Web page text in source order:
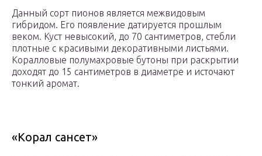
Данный сорт пионов является межвидовым
гибридом. Его появление датируется прошлым
веком. Куст невысокий, до 70 сантиметров, стебли
плотные с красивыми декоративными листьями.
Коралловые полумахровые бутоны при раскрытии
доходят до 15 сантиметров в диаметре и источают
тонкий аромат.
«Корал сансет»